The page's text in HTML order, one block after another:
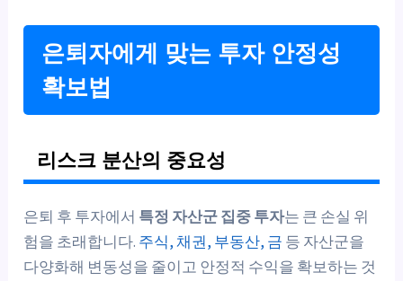
은퇴자에게 맞는 투자 안정성
확보법
리스크 분산의 중요성
은퇴 후 투자에서 특정 자산군 집중 투자는 큰 손실 위
험을 초래합니다. 주식, 채권, 부동산, 금 등 자산군을
다양화해 변동성을 줄이고 안정적 수익을 확보하는 것